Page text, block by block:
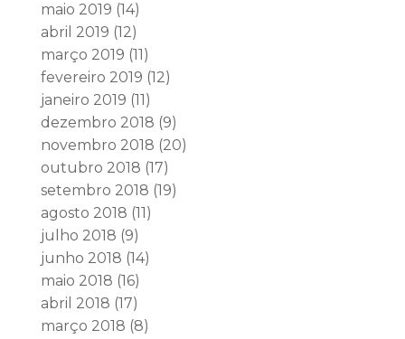
maio 2019 (14)
abril 2019 (12)
março 2019 (11)
fevereiro 2019 (12)
janeiro 2019 (11)
dezembro 2018 (9)
novembro 2018 (20)
outubro 2018 (17)
setembro 2018 (19)
agosto 2018 (11)
julho 2018 (9)
junho 2018 (14)
maio 2018 (16)
abril 2018 (17)
março 2018 (8)